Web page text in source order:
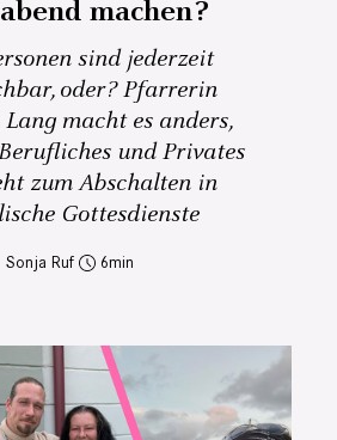
machen?
sind jederzeit
oder? Pfarrerin
macht es anders,
und Privates
zum Abschalten in
Gottesdienste
Sonja Ruf 6